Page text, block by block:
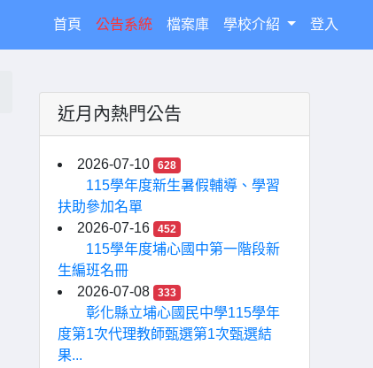
首頁 (current)
公告系統 檔案庫 學校介紹 登入
近月內熱門公告
2026-07-10 628
115學年度新生暑假輔導、學習
扶助參加名單
2026-07-16
452
115學年度埔心國中第一階段新
生編班名冊
2026-07-08
333
彰化縣立埔心國民中學115學年
度第1次代理教師甄選第1次甄選結
果...